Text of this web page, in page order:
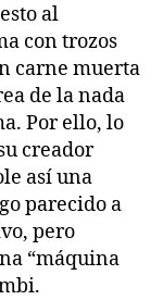
al
con trozos
carne muerta
de la nada
Por ello, lo
creador
así una
parecido a
pero
“máquina